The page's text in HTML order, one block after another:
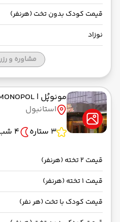
قیمت کودک بدون تخت (هرنفر)
نوزاد
مشاوره و
مونوپُل | MONOPOL
استانبول
3 ستاره
4 شب
قیمت 2 تخته (هرنفر)
قیمت 1 تخته (هرنفر)
قیمت کودک با تخت (هر نفر)